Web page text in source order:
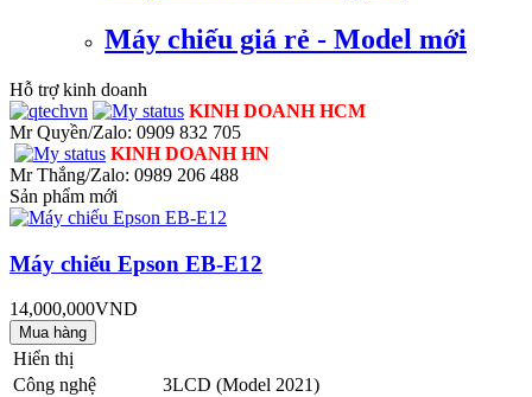
Máy chiếu giá rẻ - Model mới
Hỗ trợ kinh doanh
KINH DOANH HCM
Mr Quyền/Zalo: 0909 832 705
KINH DOANH HN
Mr Thắng/Zalo: 0989 206 488
Sản phẩm mới
Máy chiếu Epson EB-E12
14,000,000VND
Hiển thị
Công nghệ
3LCD (Model 2021)